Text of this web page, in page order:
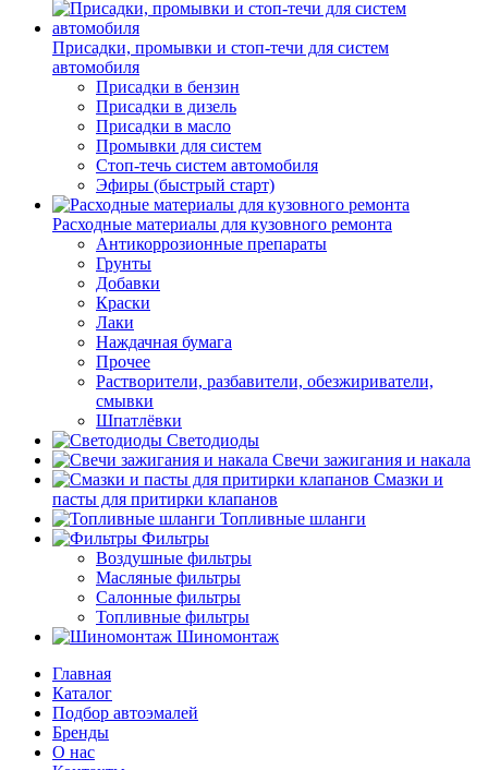
Присадки, промывки и стоп-течи для систем
автомобиля
Присадки в бензин
Присадки в дизель
Присадки в масло
Промывки для систем
Стоп-течь систем автомобиля
Эфиры (быстрый старт)
Расходные материалы для кузовного ремонта
Антикоррозионные препараты
Грунты
Добавки
Краски
Лаки
Наждачная бумага
Прочее
Растворители, разбавители, обезжириватели,
смывки
Шпатлёвки
Светодиоды
Свечи зажигания и накала
Смазки и
пасты для притирки клапанов
Топливные шланги
Фильтры
Воздушные фильтры
Масляные фильтры
Салонные фильтры
Топливные фильтры
Шиномонтаж
Главная
Каталог
Подбор автоэмалей
Бренды
О нас